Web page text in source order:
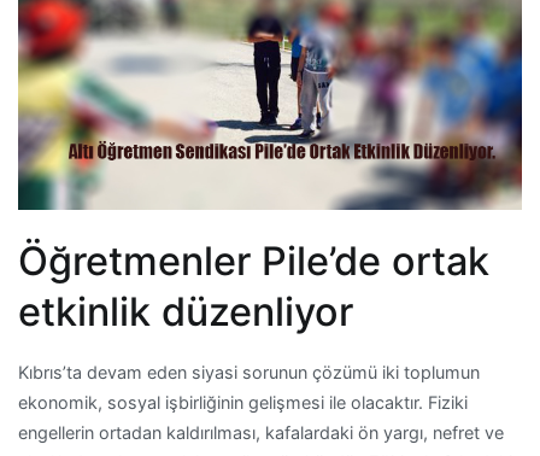
Öğretmenler Pile’de ortak
etkinlik düzenliyor
Kıbrıs’ta devam eden siyasi sorunun çözümü iki toplumun
ekonomik, sosyal işbirliğinin gelişmesi ile olacaktır. Fiziki
engellerin ortadan kaldırılması, kafalardaki ön yargı, nefret ve